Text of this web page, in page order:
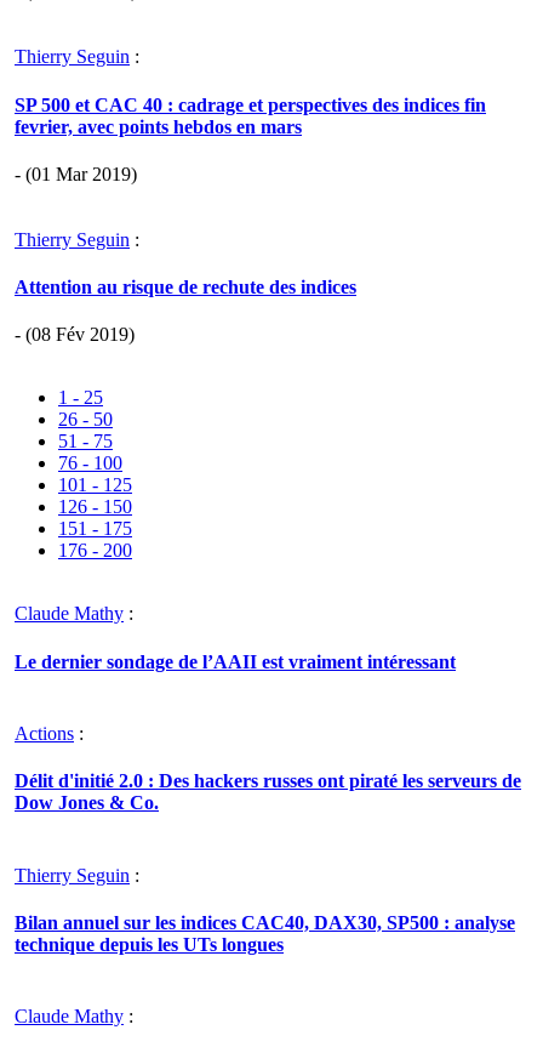
Thierry Seguin :
SP 500 et CAC 40 : cadrage et perspectives des indices fin
fevrier, avec points hebdos en mars
- (01 Mar 2019)
Thierry Seguin :
Attention au risque de rechute des indices
- (08 Fév 2019)
1 - 25
26 - 50
51 - 75
76 - 100
101 - 125
126 - 150
151 - 175
176 - 200
Claude Mathy :
Le dernier sondage de l’AAII est vraiment intéressant
Actions :
Délit d'initié 2.0 : Des hackers russes ont piraté les serveurs de
Dow Jones & Co.
Thierry Seguin :
Bilan annuel sur les indices CAC40, DAX30, SP500 : analyse
technique depuis les UTs longues
Claude Mathy :